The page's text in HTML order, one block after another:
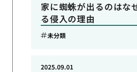
家に蜘蛛が出るのはな
る侵入の理由
未分類
2025.09.01